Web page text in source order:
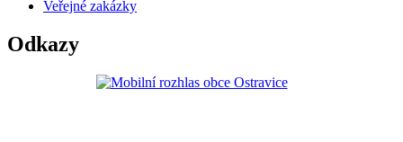
Veřejné zakázky
Odkazy